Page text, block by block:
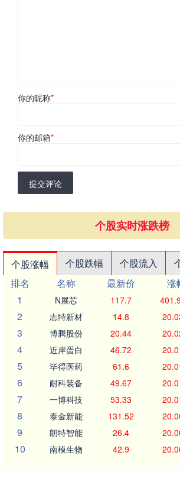
你的昵称*
你的邮箱*
提交评论
个股实时涨跌榜
个股涨幅 个股跌幅 个股流入
排名
名称 最新价 涨
1
N展芯 117.7
2 志特新材 14.8
3 博腾股份 20.44
4 近岸蛋白 46.72
5 毕得医药 61.6
6 耐科装备 49.67
7 一博科技 53.33
8 泰金新能 131.52
9 朗特智能 26.4
10 南模生物 42.9